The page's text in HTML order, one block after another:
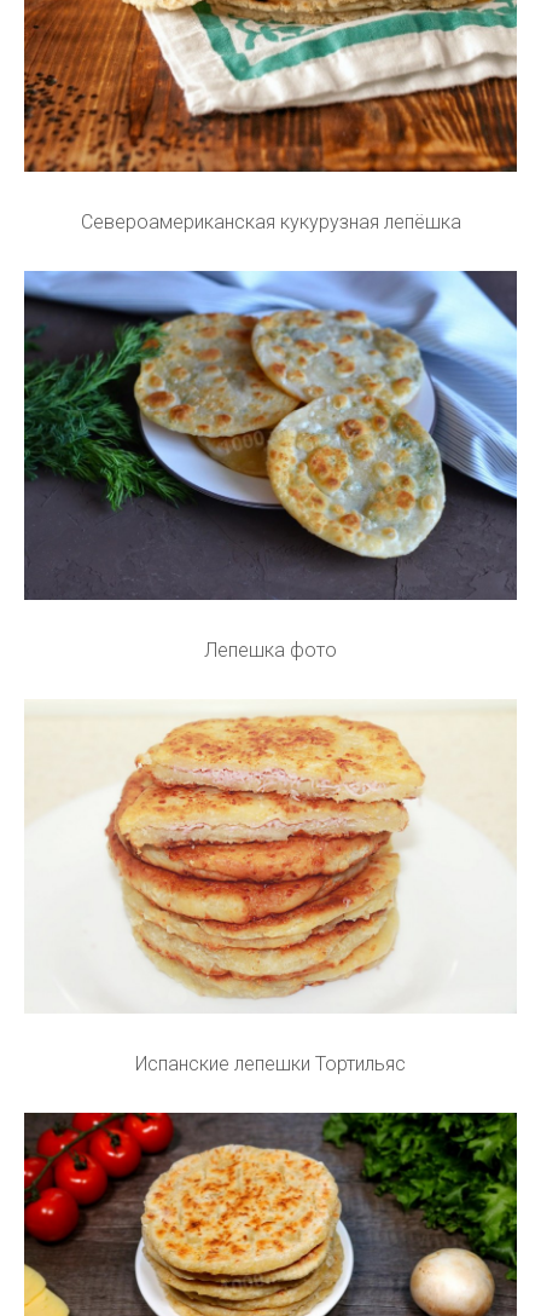
Североамериканская кукурузная лепёшка
Лепешка фото
Испанские лепешки Тортильяс